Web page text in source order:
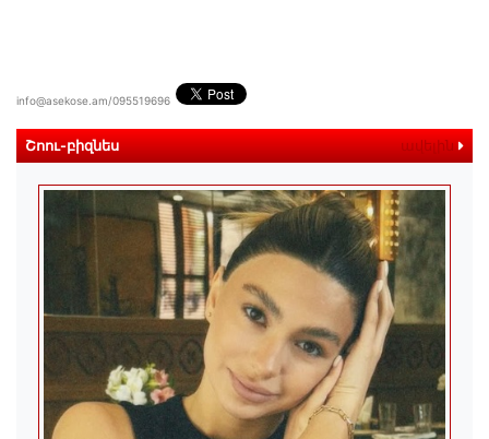
info@asekose.am/095519696
Շոու-բիզնես ավելին